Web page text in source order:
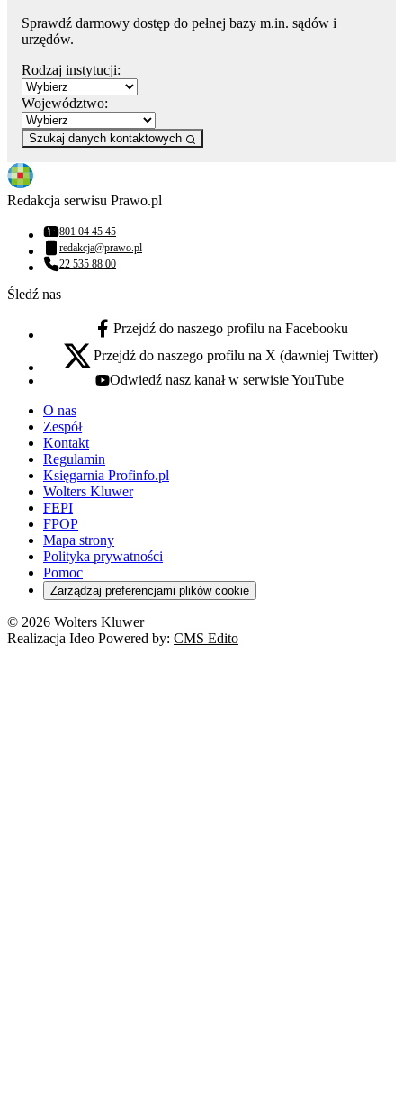
Sprawdź darmowy dostęp do pełnej bazy m.in. sądów i
urzędów.
Rodzaj instytucji:
Województwo:
Szukaj danych kontaktowych
Redakcja serwisu Prawo.pl
Numer telefonu:
801 04 45 45
Adres email:
redakcja@prawo.pl
Numer telefonu:
22 535 88 00
Śledź nas
facebook - otwiera się w nowej karcie
Przejdź do naszego profilu na Facebooku
x - otwiera się w nowej karcie
Przejdź do naszego profilu na X (dawniej Twitter)
youtube - otwiera się w nowej karcie
Odwiedź nasz kanał w serwisie YouTube
O nas
Zespół
Kontakt
Regulamin
Księgarnia Profinfo.pl
Wolters Kluwer
FEPI
FPOP
Mapa strony
Polityka prywatności
Pomoc
Zarządzaj preferencjami plików cookie
© 2026 Wolters Kluwer
Realizacja Ideo Powered by: CMS Edito